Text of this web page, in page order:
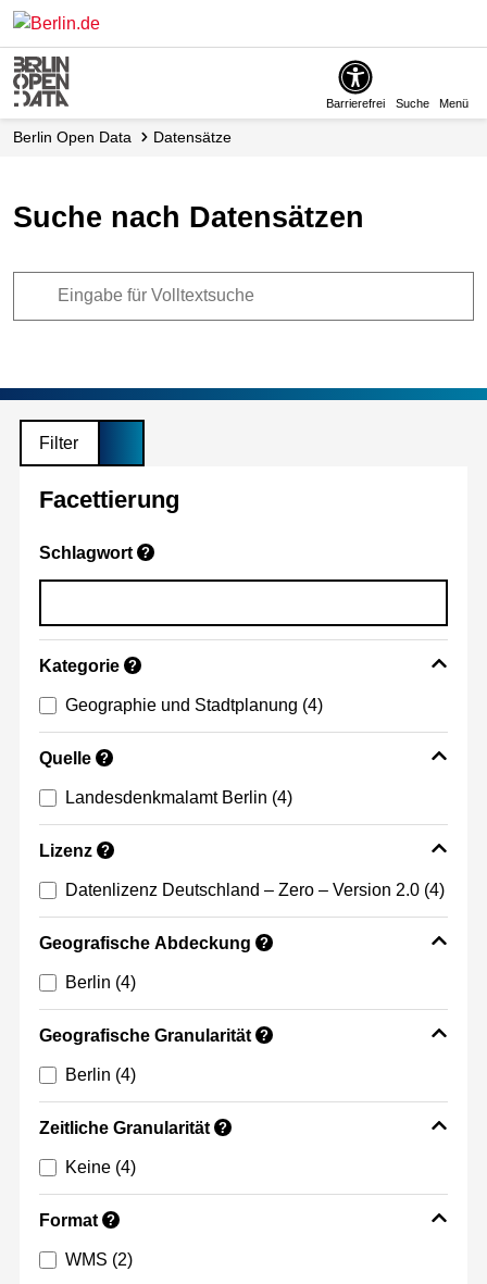
Skip
main
content
Barrierefrei Suche Menü
Berlin Open Data Datensätze
Suche nach Datensätzen
Filter
Facettierung
Schlagwort ?
Kategorie ?
Geographie und Stadtplanung (4)
Quelle ?
Landesdenkmalamt Berlin (4)
Lizenz ?
Datenlizenz Deutschland – Zero – Version 2.0 (4)
Geografische Abdeckung ?
Berlin (4)
Geografische Granularität ?
Berlin (4)
Zeitliche Granularität ?
Keine (4)
Format ?
WMS (2)